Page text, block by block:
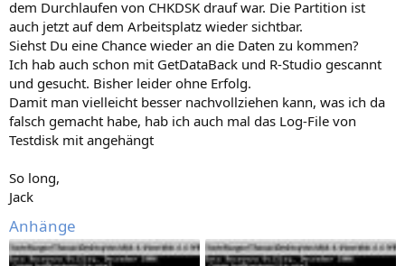
dem Durchlaufen von CHKDSK drauf war. Die Partition ist
auch jetzt auf dem Arbeitsplatz wieder sichtbar.
Siehst Du eine Chance wieder an die Daten zu kommen?
Ich hab auch schon mit GetDataBack und R-Studio gescannt
und gesucht. Bisher leider ohne Erfolg.
Damit man vielleicht besser nachvollziehen kann, was ich da
falsch gemacht habe, hab ich auch mal das Log-File von
Testdisk mit angehängt
So long,
Jack
Anhänge